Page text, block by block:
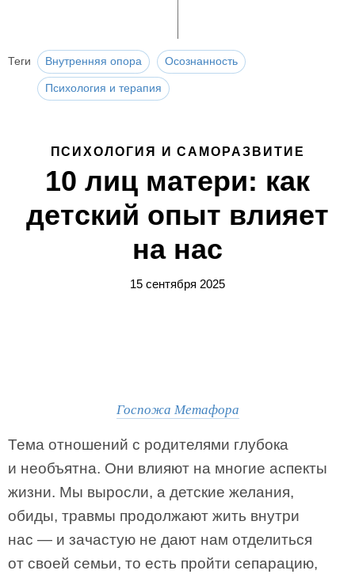
Теги Внутренняя опора Осознанность
Психология и терапия
ПСИХОЛОГИЯ И САМОРАЗВИТИЕ
10 лиц матери: как
детский опыт влияет
на нас
15 сентября 2025
Госпожа Метафора
Тема отношений с родителями глубока
и необъятна. Они влияют на многие аспекты
жизни. Мы выросли, а детские желания,
обиды, травмы продолжают жить внутри
нас — и зачастую не дают нам отделиться
от своей семьи, то есть пройти сепарацию,